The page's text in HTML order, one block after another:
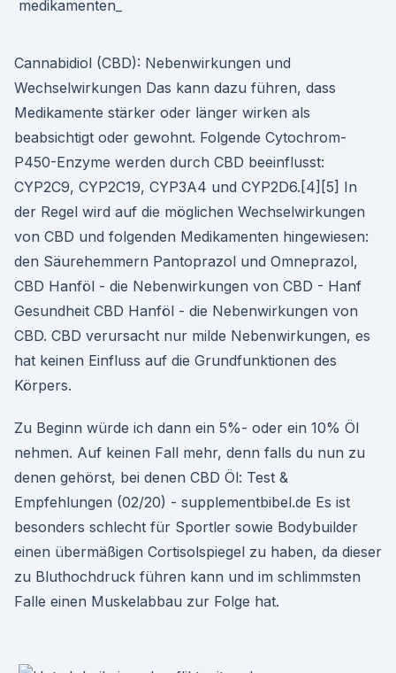
Cannabidiol (CBD): Nebenwirkungen und
Wechselwirkungen Das kann dazu führen, dass
Medikamente stärker oder länger wirken als
beabsichtigt oder gewohnt. Folgende Cytochrom-
P450-Enzyme werden durch CBD beeinflusst:
CYP2C9, CYP2C19, CYP3A4 und CYP2D6.[4][5] In
der Regel wird auf die möglichen Wechselwirkungen
von CBD und folgenden Medikamenten hingewiesen:
den Säurehemmern Pantoprazol und Omneprazol,
CBD Hanföl - die Nebenwirkungen von CBD - Hanf
Gesundheit CBD Hanföl - die Nebenwirkungen von
CBD. CBD verursacht nur milde Nebenwirkungen, es
hat keinen Einfluss auf die Grundfunktionen des
Körpers.
Zu Beginn würde ich dann ein 5%- oder ein 10% Öl
nehmen. Auf keinen Fall mehr, denn falls du nun zu
denen gehörst, bei denen CBD Öl: Test &
Empfehlungen (02/20) - supplementbibel.de Es ist
besonders schlecht für Sportler sowie Bodybuilder
einen übermäßigen Cortisolspiegel zu haben, da dieser
zu Bluthochdruck führen kann und im schlimmsten
Falle einen Muskelabbau zur Folge hat.